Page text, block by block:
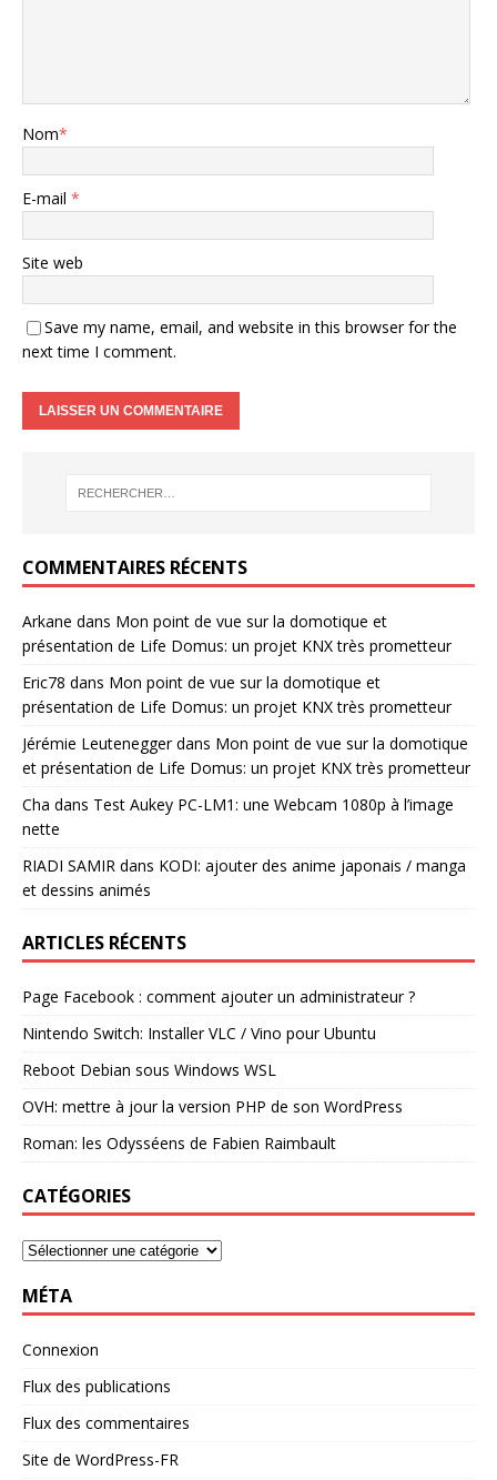
Nom*
E-mail *
Site web
Save my name, email, and website in this browser for the
next time I comment.
COMMENTAIRES RÉCENTS
Arkane dans Mon point de vue sur la domotique et
présentation de Life Domus: un projet KNX très prometteur
Eric78 dans Mon point de vue sur la domotique et
présentation de Life Domus: un projet KNX très prometteur
Jérémie Leuteneggerdans Mon point de vue sur la domotique
et présentation de Life Domus: un projet KNX très prometteur
Cha dans Test Aukey PC-LM1: une Webcam 1080p à l’image
nette
RIADI SAMIR dans KODI: ajouter des anime japonais / manga
et dessins animés
ARTICLES RÉCENTS
Page Facebook : comment ajouter un administrateur ?
Nintendo Switch: Installer VLC / Vino pour Ubuntu
Reboot Debian sous Windows WSL
OVH: mettre à jour la version PHP de son WordPress
Roman: les Odysséens de Fabien Raimbault
CATÉGORIES
MÉTA
Connexion
Flux des publications
Flux des commentaires
Site de WordPress-FR